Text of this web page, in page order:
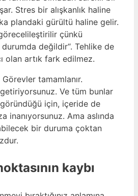
Stres bir alışkanlık haline
plandaki gürültü haline gelir.
çünkü
durumda değildir“. Tehlike de
olan artık fark edilmez.
Görevler tamamlanır.
Ve tüm bunlar
göründüğü için, içeride de
inanıyorsunuz. Ama aslında
bir duruma çoktan
kaybı